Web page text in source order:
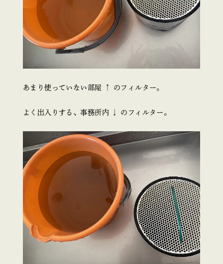
あまり使っていない部屋 ↑ のフィルター。
よく出入りする、事務所内 ↓ のフィルター。